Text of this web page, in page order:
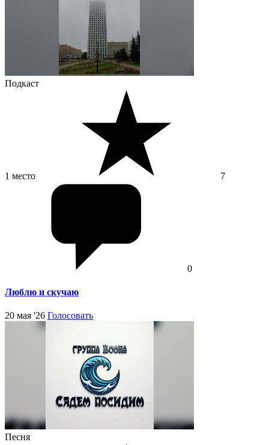
Подкаст
1 место 7
0
Люблю и скучаю
20 мая '26 Голосовать
Песня